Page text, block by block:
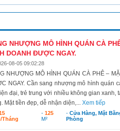
NHƯỢNG MÔ HÌNH QUÁN CÀ
DOANH ĐƯỢC NGAY.
08-05 09:02:28
NHƯỢNG MÔ HÌNH QUÁN CÀ PHÊ –
NGAY. Cần sang nhượng mô hình quán
đại, trẻ trung với nhiều không gian xanh,
Mặt tiền đẹp, dễ nhận diện,...Xem tiếp
tháng
-125
M²
- Cửa Hàng, Mặt
Phòng